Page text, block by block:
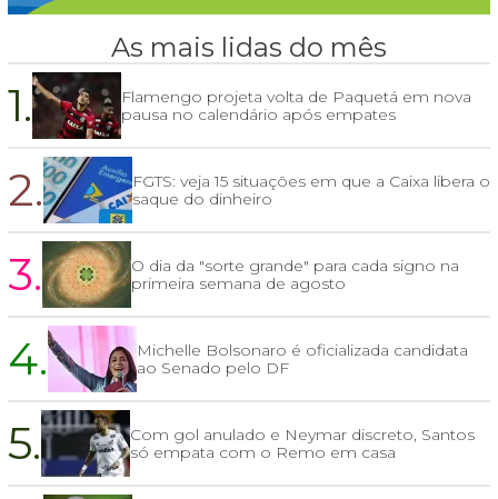
As mais lidas do mês
1.
Flamengo projeta volta de Paquetá em nova
pausa no calendário após empates
2.
FGTS: veja 15 situações em que a Caixa libera o
saque do dinheiro
3.
O dia da "sorte grande" para cada signo na
primeira semana de agosto
4.
Michelle Bolsonaro é oficializada candidata
ao Senado pelo DF
5.
Com gol anulado e Neymar discreto, Santos
só empata com o Remo em casa